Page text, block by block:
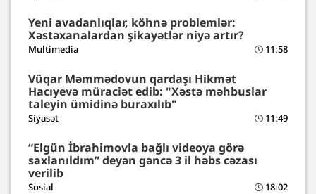
Yeni avadanlıqlar, köhnə problemlər:
Xəstəxanalardan şikayətlər niyə artır?
Multimedia 11:58
Vüqar Məmmədovun qardaşı Hikmət
Hacıyevə müraciət edib: "Xəstə məhbuslar
taleyin ümidinə buraxılıb"
Siyasət 11:49
“Elgün İbrahimovla bağlı videoya görə
saxlanıldım” deyən gəncə 3 il həbs cəzası
verilib
Sosial 18:02